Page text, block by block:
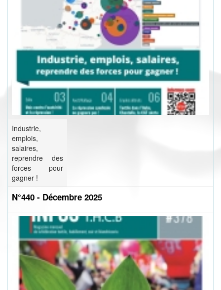
Industrie,
emplois,
salaires,
reprendre des
forces pour
gagner !
N°440 - Décembre 2025